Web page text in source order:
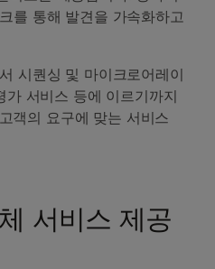
를 통해 발견을 가속화하고
시퀀싱 및 마이크로어레이
가 서비스 등에 이르기까지
객의 요구에 맞는 서비스
서비스 제공